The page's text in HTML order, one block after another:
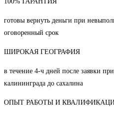
готовы вернуть деньги при
оговоренный срок
ШИРОКАЯ ГЕОГРАФИЯ
в течение 4-ч дней после заявки
калининграда до сахалина
ОПЫТ РАБОТЫ И